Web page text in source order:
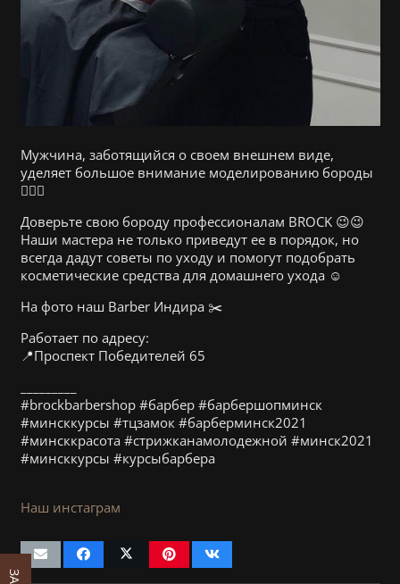
Мужчина, заботящийся о своем внешнем виде,
уделяет большое внимание моделированию бороды
🧔🏻‍♂️
Доверьте свою бороду профессионалам BROCK 😉😉
Наши мастера не только приведут ее в порядок, но
всегда дадут советы по уходу и помогут подобрать
косметические средства для домашнего ухода ☺️
На фото наш Barber Индира ✂️
Работает по адресу:
📍Проспект Победителей 65
#brockbarbershop #барбер #барбершопминск
#минсккурсы #тцзамок #барберминск2021
#минсккрасота #стрижканамолодежной #минск2021
#минсккурсы #курсыбарбера
Наш инстаграм